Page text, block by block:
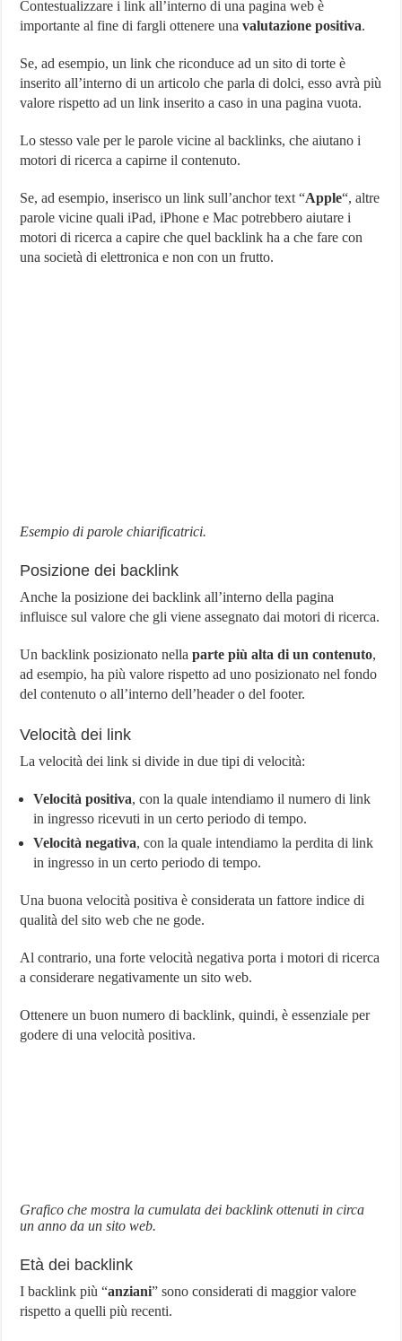
Contestualizzare i link all’interno di una pagina web è
importante al fine di fargli ottenere unavalutazione positiva.
Se, ad esempio, un link che riconduce ad un sito di torte è
inserito all’interno di un articolo che parla di dolci, esso avrà più
valore rispetto ad un link inserito a caso in una pagina vuota.
Lo stesso vale per le parole vicine al backlinks, che aiutano i
motori di ricerca a capirne il contenuto.
Se, ad esempio, inserisco un link sull’anchor text “Apple“, altre
parole vicine quali iPad, iPhone e Mac potrebbero aiutare i
motori di ricerca a capire che quel backlink ha a che fare con
una società di elettronica e non con un frutto.
Esempio di parole chiarificatrici.
Posizione dei backlink
Anche la posizione dei backlink all’interno della pagina
influisce sul valore che gli viene assegnato dai motori di ricerca.
Un backlink posizionato nellaparte più alta di un contenuto,
ad esempio, ha più valore rispetto ad uno posizionato nel fondo
del contenuto o all’interno dell’header o del footer.
Velocità dei link
La velocità dei link si divide in due tipi di velocità:
Velocità positiva, con la quale intendiamo il numero di link
in ingresso ricevuti in un certo periodo di tempo.
Velocità negativa, con la quale intendiamo la perdita di link
in ingresso in un certo periodo di tempo.
Una buona velocità positiva è considerata un fattore indice di
qualità del sito web che ne gode.
Al contrario, una forte velocità negativa porta i motori di ricerca
a considerare negativamente un sito web.
Ottenere un buon numero di backlink, quindi, è essenziale per
godere di una velocità positiva.
Grafico che mostra la cumulata dei backlink ottenuti in circa
un anno da un sito web.
Età dei backlink
I backlink più “anziani” sono considerati di maggior valore
rispetto a quelli più recenti.